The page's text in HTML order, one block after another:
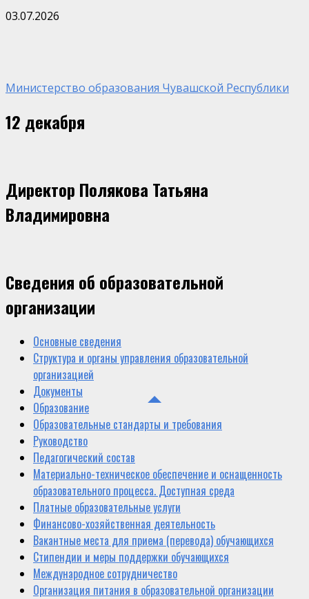
03.07.2026
Министерство образования Чувашской Республики
12 декабря
Директор Полякова Татьяна
Владимировна
Сведения об образовательной
организации
Основные сведения
Структура и органы управления образовательной
организацией
Документы
Образование
Образовательные стандарты и требования
Руководство
Педагогический состав
Материально-техническое обеспечение и оснащенность
образовательного процесса. Доступная среда
Платные образовательные услуги
Финансово-хозяйственная деятельность
Вакантные места для приема (перевода) обучающихся
Стипендии и меры поддержки обучающихся
Международное сотрудничество
Организация питания в образовательной организации